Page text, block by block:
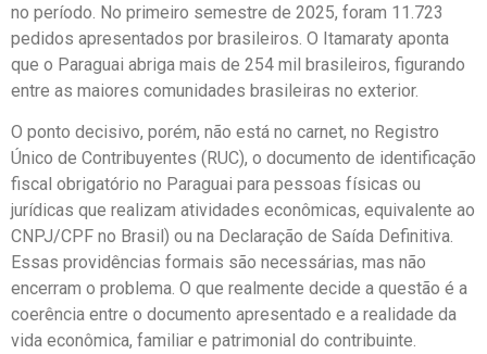
no período. No primeiro semestre de 2025, foram 11.723
pedidos apresentados por brasileiros. O Itamaraty aponta
que o Paraguai abriga mais de 254 mil brasileiros, figurando
entre as maiores comunidades brasileiras no exterior.
O ponto decisivo, porém, não está no carnet, no Registro
Único de Contribuyentes (RUC), o documento de identificação
fiscal obrigatório no Paraguai para pessoas físicas ou
jurídicas que realizam atividades econômicas, equivalente ao
CNPJ/CPF no Brasil) ou na Declaração de Saída Definitiva.
Essas providências formais são necessárias, mas não
encerram o problema. O que realmente decide a questão é a
coerência entre o documento apresentado e a realidade da
vida econômica, familiar e patrimonial do contribuinte.